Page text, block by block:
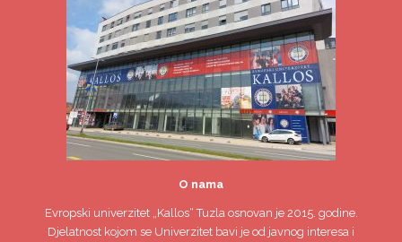
O nama
Evropski univerzitet„Kallos“ Tuzla osnovan je 2015. godine.
Djelatnost kojom se Univerzitet bavi je od javnog interesa i